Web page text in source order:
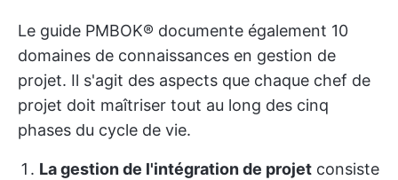
Le guide PMBOK® documente également 10
domaines de connaissances en gestion de
projet. Il s'agit des aspects que chaque chef de
projet doit maîtriser tout au long des cinq
phases du cycle de vie.
La gestion de l'intégration de projet consiste